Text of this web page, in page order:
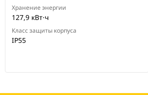
Хранение энергии
127,9 кВт·ч
Класс защиты корпуса
IP55